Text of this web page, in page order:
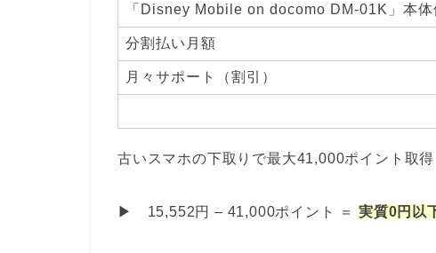
「Disney Mobile on docomo DM-01K」本体
分割払い月額
月々サポート（割引）
古いスマホの下取りで最大41,000ポイント取
▶ 15,552円 – 41,000ポイント ＝ 実質0円以